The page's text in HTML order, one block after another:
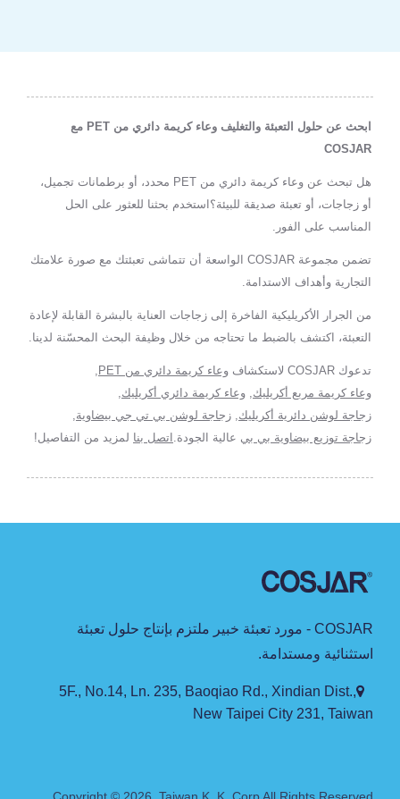
ابحث عن حلول التعبئة والتغليف وعاء كريمة دائري من PET مع
COSJAR
هل تبحث عن وعاء كريمة دائري من PET محدد، أو برطمانات تجميل،
أو زجاجات، أو تعبئة صديقة للبيئة؟استخدم بحثنا للعثور على الحل
المناسب على الفور.
تضمن مجموعة COSJAR الواسعة أن تتماشى تعبئتك مع صورة علامتك
التجارية وأهداف الاستدامة.
من الجرار الأكريليكية الفاخرة إلى زجاجات العناية بالبشرة القابلة لإعادة
التعبئة، اكتشف بالضبط ما تحتاجه من خلال وظيفة البحث المحسّنة لدينا.
تدعوك COSJAR لاستكشاف وعاء كريمة دائري من PET
,
وعاء كريمة مربع أكريليك, وعاء كريمة دائري أكريليك,
زجاجة لوشن دائرية أكريليك, زجاجة لوشن بي تي جي بيضاوية,
زجاجة توزيع بيضاوية بي بي عالية الجودة. اتصل بنا لمزيد من التفاصيل!
COSJAR - مورد تعبئة خبير ملتزم بإنتاج حلول تعبئة
استثنائية ومستدامة.
5F., No.14, Ln. 235, Baoqiao Rd., Xindian Dist.,
New Taipei City 231, Taiwan